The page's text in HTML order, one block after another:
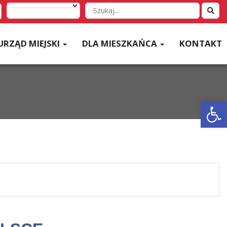
Wyszukaj
w
MIEJSKI DLA MIESZKAŃCA KONTAKT